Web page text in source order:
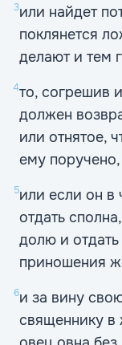
3или найдет
поклянется
делают и тем
4то, согрешив
должен
или отнятое,
ему
5или если он в
отдать
долю и
приношения
6и за вину
священнику в